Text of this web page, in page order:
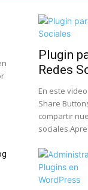
Plugin
Redes
En este
Share
compartir